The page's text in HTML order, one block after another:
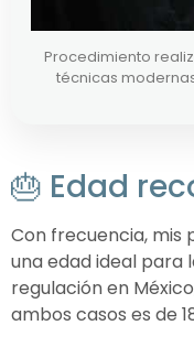
Procedimiento
técnicas
🎂 Edad
Con frecuencia, mis
una edad ideal para
regulación en
ambos casos es de